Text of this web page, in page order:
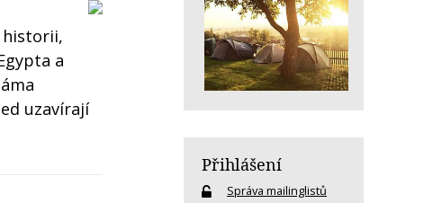
historii,
a
uzavírají
Přihlášení
Správa mailinglistů